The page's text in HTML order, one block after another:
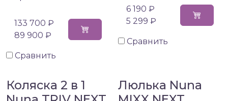
133 700 ₽
89 900 ₽
Сравнить
6 190 ₽
5 299 ₽
Сравнить
Коляска 2 в 1
Люлька Nuna